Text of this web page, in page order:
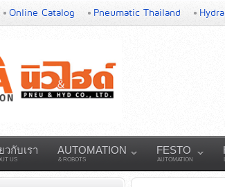
Online Catalog Pneumatic Thailand
วกับเรา
US
AUTOMATION
& ROBOTS
FESTO
AUTOMATION